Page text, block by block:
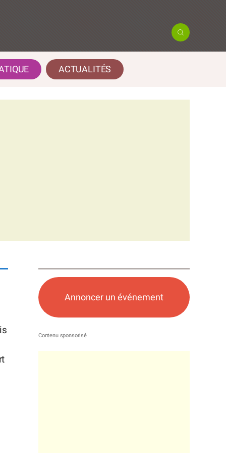
ACTUALITÉS
Annoncer un événement